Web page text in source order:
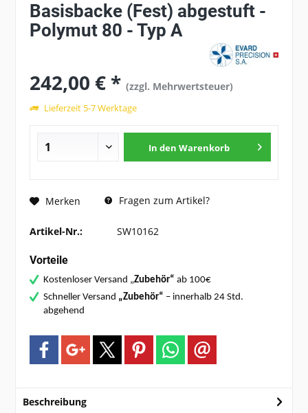
Basisbacke (Fest) abgestuft -
Polymut 80 - Typ A
242,00 € *(zzgl. Mehrwertsteuer)
Lieferzeit 5-7 Werktage
In den Warenkorb
Merken Fragen zum Artikel?
Artikel-Nr.: SW10162
Vorteile
Kostenloser Versand „Zubehör“ ab 100€
Schneller Versand „Zubehör“ – innerhalb 24 Std.
abgehend
Beschreibung